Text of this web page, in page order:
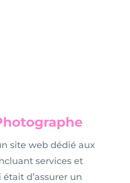
site web dédié aux
services et
d’assurer un